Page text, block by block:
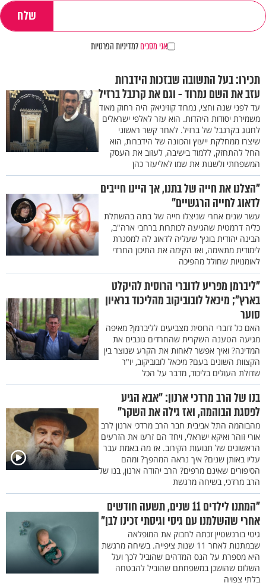
אני מסכיםלמדיניות הפרטיות
תכירו: בעל התשובה שבזכות הידברות
עזב את השם נמרוד - וגם את קרנבל ברזיל
עד לפני שנה וחצי, נמרוד קוזיניאק היה רחוק מאוד
משמירת יסודות היהדות. הוא עזר לאלפי ישראלים
לחגוג בקרנבל של ברזיל. לאחר קשר ראשוני
שיצרו ממחלקת ייעוץ והכוונה של הידברות, הוא
החל להתחזק, ללמוד בישיבה, לעזוב את העסק
המשפחתי ולשנות את שמו לאליעזר כהן
"הצלנו את חייה של בתנו, אך היינו חייבים
לדאוג לחייה הרגשיים"
עשר שנים אחרי שניצלו חייה של בתה בהשתלת
כליה דרמטית שהגיעה לכותרות ברחבי ארה"ב,
הבינה יהודית בוגץ' שעליה לדאוג לה למסגרת
לימודית מתאימה, ואז הקימה את התיכון החרדי
לאומנויות שחולל מהפיכה
"ליברמן מפריע לדוברי הרוסית להיקלט
בארץ"; מיכאל לובוביקוב מהליכוד בראיון
סוער
האם כל דוברי הרוסית מצביעים לליברמן? מאיפה
מגיעה הטענה השקרית שהחרדים גונבים את
המדינה? ואיך אפשר לאחות את הקרע שנוצר בין
הקצוות השונים בעם? מיכאל לובוביקוב, יו"ר
שדולת העולים בליכוד, מדבר על הכל
בנו של הרב מרדכי ארנון: "אבא הגיע
לפסגת הבוהמה, ואז גילה את השקר"
מהבוהמה התל אביבית חבר הרב מרדכי ארנון לרב
אורי זוהר ואיקא ישראלי, ויחד הם זרעו את הזרעים
הראשונים של תנועות הקירוב. אז מה באמת עבר
עליו באותן שנים? איך נראה המהפך? ומהם
הסיפורים שאינם מרפים? הרב יהודה ארנון, בנו של
הרב מרדכי, בשיחה מרגשת
"המתנו לילדים 11 שנים, תשעה חודשים
אחרי שהשלמנו עם גיסי וגיסתי זכינו לבן"
גיטי בורנשטיין זכתה לחבוק את המופלאה
שבמתנות לאחר 11 שנות ציפייה. בשיחה מרגשת
היא מספרת על הנס המדהים שהוביל לכך ועל
השלום שהושכן במשפחתם שהוביל להבטחה
בלתי צפויה